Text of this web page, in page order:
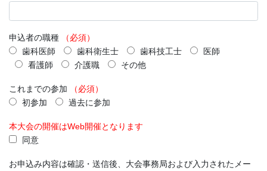
申込者の職種
（必須）
歯科医師
歯科衛生士 歯科技工士
医師
看護師
介護職 その他
これまでの参加
（必須）
初参加
過去に参加
本大会の開催はWeb開催となります
同意
お申込み内容は確認・送信後、大会事務局および入力されたメー